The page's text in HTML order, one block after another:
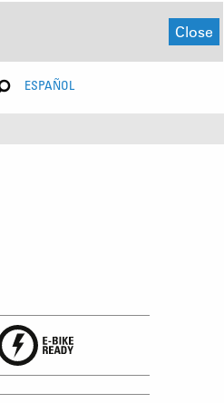
Close
ESPAÑOL